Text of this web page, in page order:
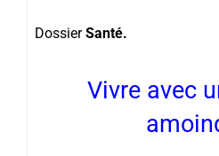
DossierSanté.
Vivre avec